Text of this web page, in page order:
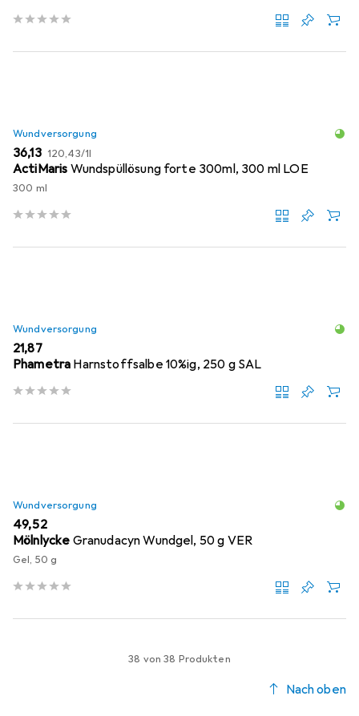
Wundversorgung
EUR
36,13 EUR
120,43/1l
ActiMaris Wundspüllösung forte 300ml, 300 ml LOE
300 ml
Wundversorgung
EUR
21,87
Phametra Harnstoffsalbe 10%ig, 250 g SAL
Wundversorgung
EUR
49,52
Mölnlycke Granudacyn Wundgel, 50 g VER
Gel, 50 g
38 von 38 Produkten
Nach oben